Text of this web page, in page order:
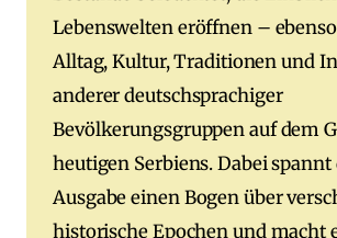
Lebenswelten eröffnen –
Alltag, Kultur, Traditionen und
anderer deutschsprachiger
Bevölkerungsgruppen auf dem
heutigen Serbiens. Dabei spannt
Ausgabe einen Bogen über
historische Epochen und macht